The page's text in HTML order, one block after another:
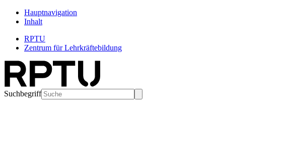
Hauptnavigation
Inhalt
RPTU
Zentrum für Lehrkräftebildung
Suchbegriff